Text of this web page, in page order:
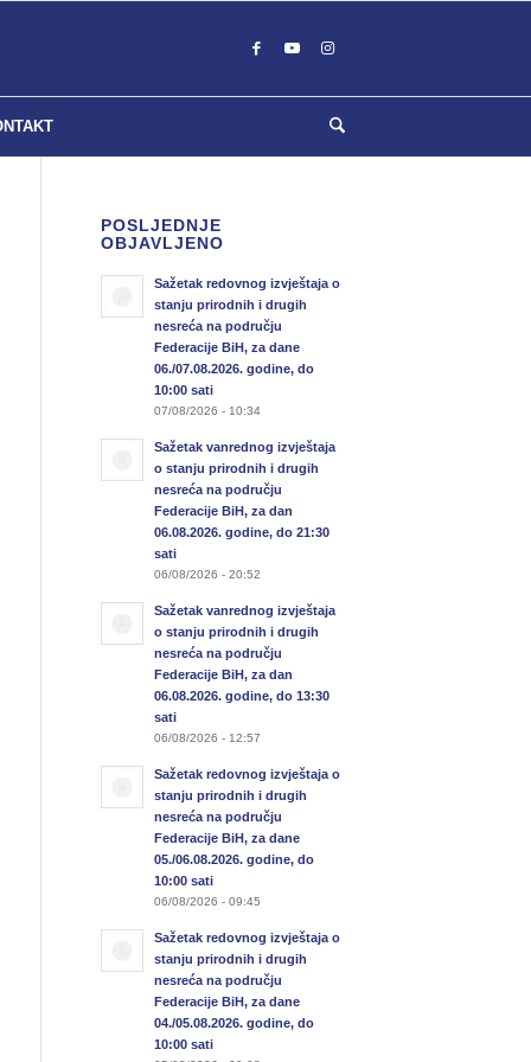
POSLJEDNJE
OBJAVLJENO
Sažetak redovnog izvještaja o
stanju prirodnih i drugih
nesreća na području
Federacije BiH, za dane
06./07.08.2026. godine, do
10:00 sati
07/08/2026 - 10:34
Sažetak vanrednog izvještaja
o stanju prirodnih i drugih
nesreća na području
Federacije BiH, za dan
06.08.2026. godine, do 21:30
sati
06/08/2026 - 20:52
Sažetak vanrednog izvještaja
o stanju prirodnih i drugih
nesreća na području
Federacije BiH, za dan
06.08.2026. godine, do 13:30
sati
06/08/2026 - 12:57
Sažetak redovnog izvještaja o
stanju prirodnih i drugih
nesreća na području
Federacije BiH, za dane
05./06.08.2026. godine, do
10:00 sati
06/08/2026 - 09:45
Sažetak redovnog izvještaja o
stanju prirodnih i drugih
nesreća na području
Federacije BiH, za dane
04./05.08.2026. godine, do
10:00 sati